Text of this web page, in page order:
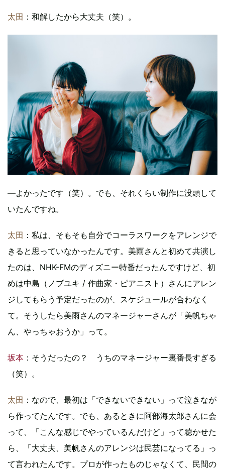
太田 ：和解したから大丈夫（笑）。
―よかったです（笑）。でも、それくらい制作に没頭して
いたんですね。
太田 ：私は、そもそも自分でコーラスワークをアレンジで
きると思っていなかったんです。美雨さんと初めて共演し
たのは、NHK-FMのディズニー特番だったんですけど、初
めは中島（ノブユキ / 作曲家・ピアニスト）さんにアレン
ジしてもらう予定だったのが、スケジュールが合わなく
て。そうしたら美雨さんのマネージャーさんが「美帆ちゃ
ん、やっちゃおうか」って。
坂本 ：そうだったの？ うちのマネージャー裏番長すぎる
（笑）。
太田 ：なので、最初は「できないできない」って泣きなが
ら作ってたんです。でも、あるときに阿部海太郎さんに会
って、「こんな感じでやっているんだけど」って聴かせた
ら、「大丈夫、美帆さんのアレンジは民芸になってる」っ
て言われたんです。プロが作ったものじゃなくて、民間の